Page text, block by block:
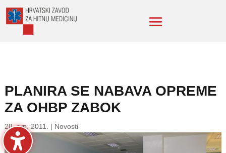
PLANIRA SE NABAVA OPREME
ZA OHBP ZABOK
28. srp. 2011. | Novosti